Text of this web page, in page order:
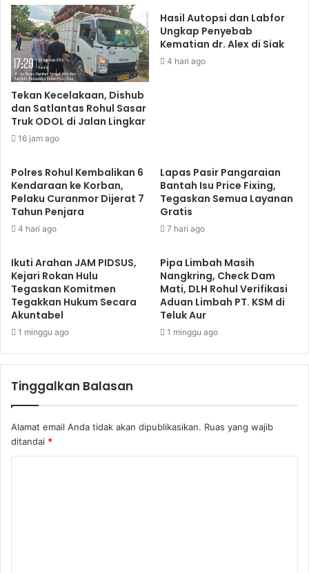
Tekan Kecelakaan, Dishub
dan Satlantas Rohul Sasar
Truk ODOL di Jalan Lingkar
16 jam ago
Hasil Autopsi dan Labfor
Ungkap Penyebab
Kematian dr. Alex di Siak
4 hari ago
Polres Rohul Kembalikan 6
Kendaraan ke Korban,
Pelaku Curanmor Dijerat 7
Tahun Penjara
4 hari ago
Lapas Pasir Pangaraian
Bantah Isu Price Fixing,
Tegaskan Semua Layanan
Gratis
7 hari ago
Ikuti Arahan JAM PIDSUS,
Kejari Rokan Hulu
Tegaskan Komitmen
Tegakkan Hukum Secara
Akuntabel
1 minggu ago
Pipa Limbah Masih
Nangkring, Check Dam
Mati, DLH Rohul Verifikasi
Aduan Limbah PT. KSM di
Teluk Aur
1 minggu ago
Tinggalkan Balasan
Alamat email Anda tidak akan dipublikasikan. Ruas yang wajib
ditandai *